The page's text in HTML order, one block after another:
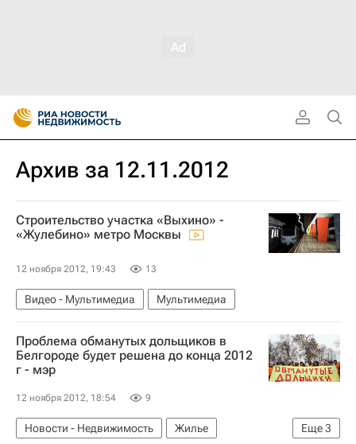
Архив за 12.11.2012
Строительство участка «Выхино» -
«Жулебино» метро Москвы
12 ноября 2012, 19:43 13
Видео - Мультимедиа Мультимедиа
Проблема обманутых дольщиков в
Белгороде будет решена до конца 2012
г - мэр
12 ноября 2012, 18:54 9
Еще3
Новости - Недвижимость
Жилье